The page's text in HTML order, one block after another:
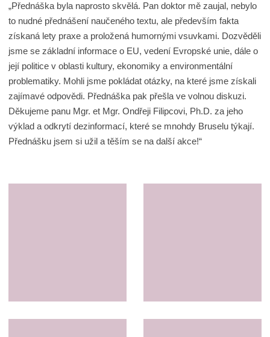
„Přednáška byla naprosto skvělá. Pan doktor mě zaujal, nebylo
to nudné přednášení naučeného textu, ale především fakta
získaná lety praxe a proložená humornými vsuvkami. Dozvěděli
jsme se základní informace o EU, vedení Evropské unie, dále o
její politice v oblasti kultury, ekonomiky a environmentální
problematiky. Mohli jsme pokládat otázky, na které jsme získali
zajímavé odpovědi. Přednáška pak přešla ve volnou diskuzi.
Děkujeme panu Mgr. et Mgr. Ondřeji Filipcovi, Ph.D. za jeho
výklad a odkrytí dezinformací, které se mnohdy Bruselu týkají.
Přednášku jsem si užil a těším se na další akce!“